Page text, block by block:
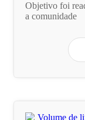
Objetivo foi
a comunidade